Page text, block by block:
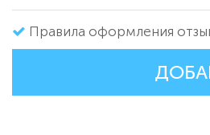
Правила оформления